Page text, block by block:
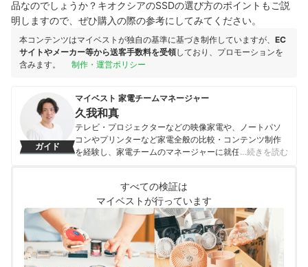
品なのでしょうか？キオクシアのSSDの選び方のポイントもご説
明しますので、ぜひ購入の際の参考にしてみてください。
本コンテンツはマイベストが独自の基準に基づき制作していますが、 EC
サイトやメーカー等から送客手数料を受領しており、プロモーションを
含みます。
制作・運営ポリシー
ガイド
マイベスト 家電チームマネージャー
久我和真
テレビ・プロジェクターなどの映像家電や、ノートパソ
コンやプリンターなど家電全般の比較・コンテンツ制作
を経験し、家電チームのマネージャーに就任。キャリブ
ストに取り組んだりしてきた。「ユーザーにとってベス
トな選択体験を提供する」ことを心がけて、コンテンツ
制作を行っている。
久我和真のプロフィール
…続きを読む
すべての検証は
マイベストが行っています